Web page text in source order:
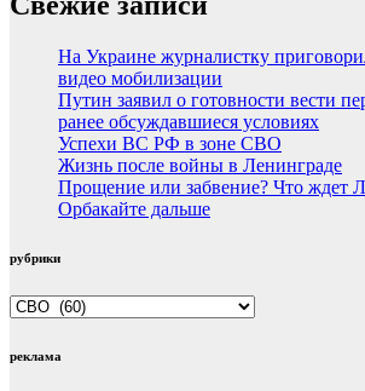
На Украине журналистку
видео мобилизации
Путин заявил о готовности вести
ранее обсуждавшиеся условиях
Успехи ВС РФ в зоне СВО
Жизнь после войны в Ленинграде
Прощение или забвение? Что ждет
Орбакайте дальше
рубрики
рубрики
реклама